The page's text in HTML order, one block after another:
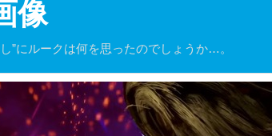
像
”にルークは何を思ったのでしょうか…。